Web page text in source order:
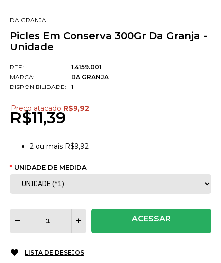
DA GRANJA
Picles Em Conserva 300Gr Da Granja -
Unidade
REF.:
MARCA:
DISPONIBILIDADE:
1.4159.001
DA GRANJA
1
Preço atacado R$9,92
R$11,39
2 ou mais R$9,92
UNIDADE DE MEDIDA
ACESSAR
LISTA DE DESEJOS